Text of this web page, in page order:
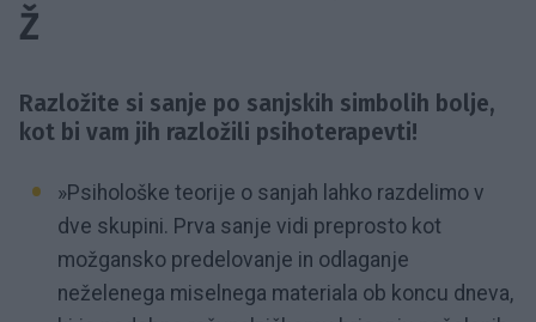
Ž
Razložite si sanje po sanjskih simbolih bolje,
kot bi vam jih razložili psihoterapevti!
»Psihološke teorije o sanjah lahko razdelimo v
dve skupini. Prva sanje vidi preprosto kot
možgansko predelovanje in odlaganje
neželenega miselnega materiala ob koncu dneva,